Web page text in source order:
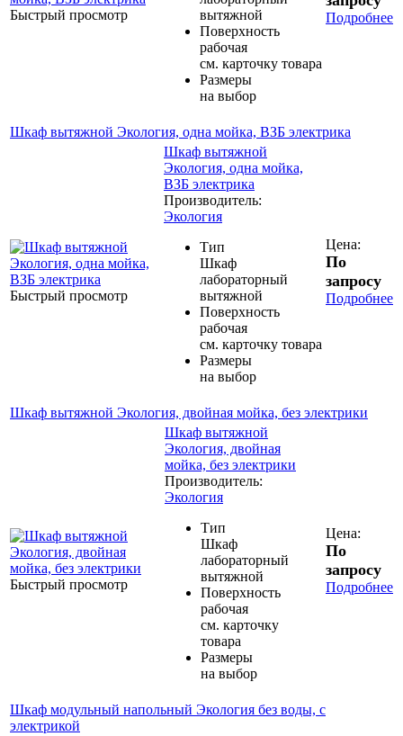
Быстрый просмотр
вытяжной
Поверхность
рабочая
см. карточку товара
Размеры
на выбор
Подробнее
Шкаф вытяжной Экология, одна мойка, ВЗБ электрика
Быстрый просмотр
Шкаф вытяжной
Экология, одна мойка,
ВЗБ электрика
Производитель:
Экология
Тип
Шкаф
лабораторный
вытяжной
Поверхность
рабочая
см. карточку товара
Размеры
на выбор
Цена:
По
запросу
Подробнее
Шкаф вытяжной Экология, двойная мойка, без электрики
Быстрый просмотр
Шкаф вытяжной
Экология, двойная
мойка, без электрики
Производитель:
Экология
Тип
Шкаф
лабораторный
вытяжной
Поверхность
рабочая
см. карточку
товара
Размеры
на выбор
Цена:
По
запросу
Подробнее
Шкаф модульный напольный Экология без воды, с
электрикой